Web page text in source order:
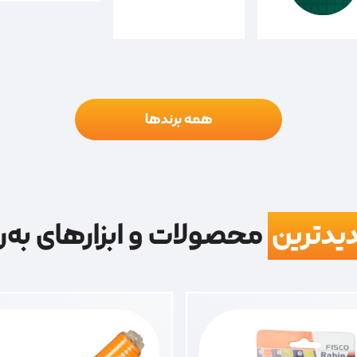
همه برندها
محصولات و ابزارهای